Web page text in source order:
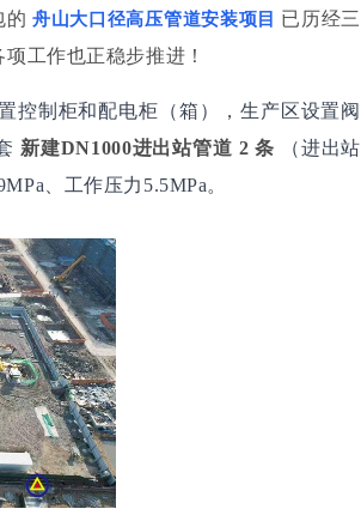
的 舟山大口径高压管道安装项目
已历经三
工作也正稳步推进！
控制柜和配电柜（箱），生产区设置阀
新建DN1000进出站管道 2 条
（进出站
、工作压力5.5MPa。